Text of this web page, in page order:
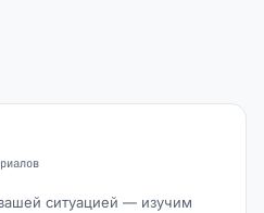
ситуацией — изучим